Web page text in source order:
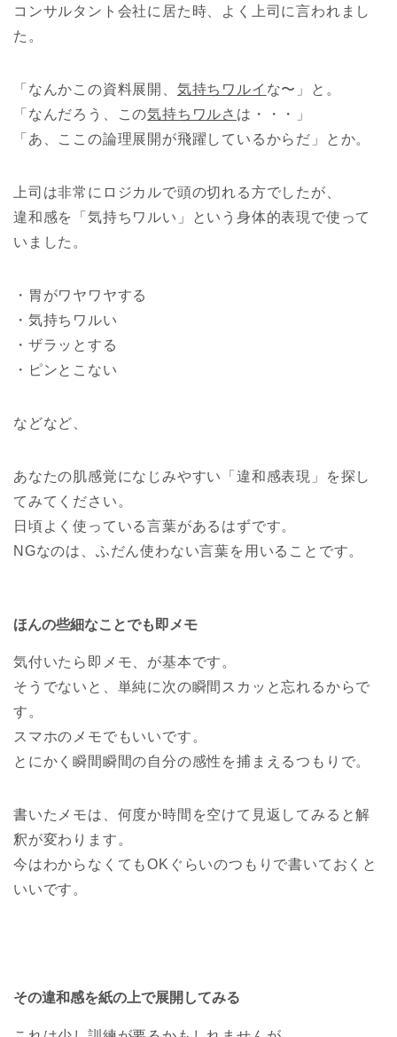
コンサルタント会社に居た時、よく上司に言われまし
た。
「なんかこの資料展開、 気持ちワルイ な〜」と。
「なんだろう、この気持ちワルさ は・・・」
「あ、ここの論理展開が飛躍しているからだ」とか。
上司は非常にロジカルで頭の切れる方でしたが、
違和感を「気持ちワルい」という身体的表現で使って
いました。
・胃がワヤワヤする
・気持ちワルい
・ザラッとする
・ピンとこない
などなど、
あなたの肌感覚になじみやすい「違和感表現」を探し
てみてください。
日頃よく使っている言葉があるはずです。
NGなのは、ふだん使わない言葉を用いることです。
ほんの些細なことでも即メモ
気付いたら即メモ、が基本です。
そうでないと、単純に次の瞬間スカッと忘れるからで
す。
スマホのメモでもいいです。
とにかく瞬間瞬間の自分の感性を捕まえるつもりで。
書いたメモは、何度か時間を空けて見返してみると解
釈が変わります。
今はわからなくてもOKぐらいのつもりで書いておくと
いいです。
その違和感を紙の上で展開してみる